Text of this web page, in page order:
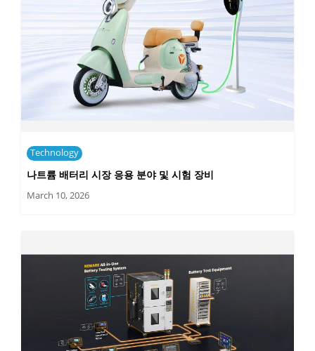
Technology
나트륨 배터리 시장 응용 분야 및 시험 장비
March 10, 2026